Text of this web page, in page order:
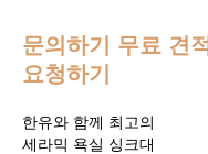
문의하기 무료 견적
요청하기
한유와 함께 최고의
세라믹 욕실 싱크대